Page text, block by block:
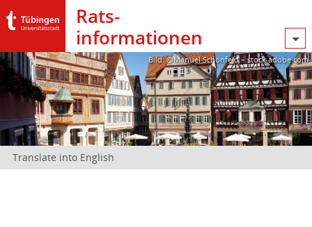
Rats­
informationen
Bild: @Manuel Schönfeld – stock.adobe.com
Translate into English